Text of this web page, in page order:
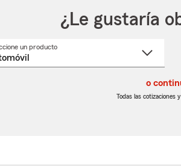
¿Le gustaría
un productoSeleccione
o
Todas las cotizaciones